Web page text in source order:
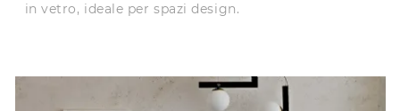
in vetro, ideale per spazi design.